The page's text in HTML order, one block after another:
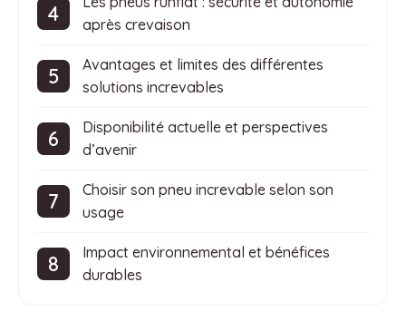
après crevaison
Avantages et limites des différentes
solutions increvables
Disponibilité actuelle et perspectives
d’avenir
Choisir son pneu increvable selon son
usage
Impact environnemental et bénéfices
durables